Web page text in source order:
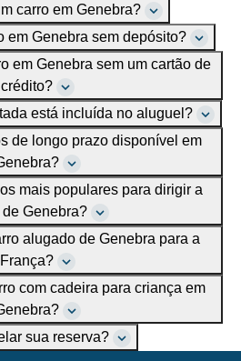
carro em Genebra?
em Genebra sem depósito?
em Genebra sem um cartão de
crédito?
está incluída no aluguel?
de longo prazo disponível em
mais populares para dirigir a
de Genebra?
alugado de Genebra para a
França?
com cadeira para criança em
sua reserva?